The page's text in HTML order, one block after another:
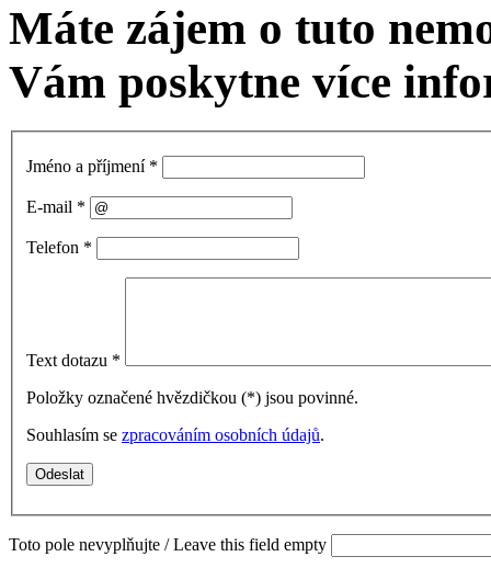
Máte zájem o tuto
Vám poskytne více
Jméno a příjmení *
E-mail *
Telefon *
Text dotazu *
Položky označené hvězdičkou (*) jsou povinné.
Souhlasím se zpracováním osobních údajů.
Toto pole nevyplňujte / Leave this field empty